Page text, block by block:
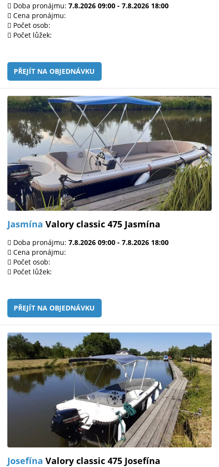
Doba pronájmu: 7.8.2026 09:00 - 7.8.2026 18:00
Cena pronájmu:
Počet osob:
Počet lůžek:
PŘEJÍT NA OBJEDNÁVKU
Jasmína Valory classic 475 Jasmína
Doba pronájmu: 7.8.2026 09:00 - 7.8.2026 18:00
Cena pronájmu:
Počet osob:
Počet lůžek:
PŘEJÍT NA OBJEDNÁVKU
Josefína Valory classic 475 Josefína
mailem.
objednat
poukaz